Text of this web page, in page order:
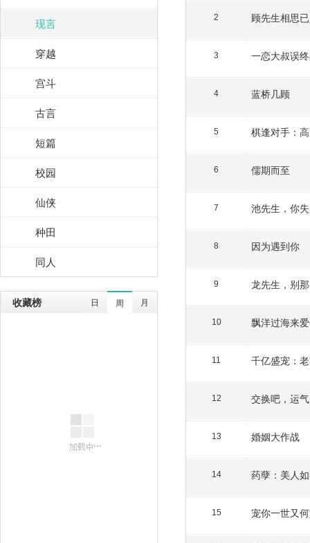
现言
穿越
宫斗
古言
短篇
校园
仙侠
种田
同人
收藏榜 日 周 月
2 顾先生相思
3 一恋大叔误
4 蓝桥几顾
5 棋逢对手：
6 儒期而至
7 池先生，你
8 因为遇到你
9 龙先生，别
10 飘洋过海来
11 千亿盛宠：
12
13 婚姻大作战
14 药孽：美人
15 宠你一世又